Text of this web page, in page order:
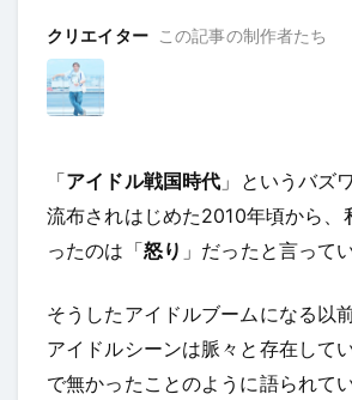
クリエイター この記事の制作者たち
「アイドル戦国時代 」というバズ
流布されはじめた2010年頃から、
ったのは「怒り 」だったと言ってい
そうしたアイドルブームになる以
アイドルシーンは脈々と存在して
で無かったことのように語られて